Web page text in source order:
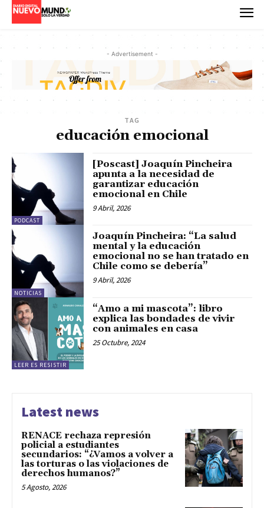
- Advertisement -
TAG
educación emocional
PODCAST
[Poscast] Joaquín Pincheira
apunta a la necesidad de
garantizar educación
emocional en Chile
9 Abril, 2026
NOTICIAS
Joaquín Pincheira: “La salud
mental y la educación
emocional no se han tratado en
Chile como se debería”
9 Abril, 2026
LEER ES RESISTIR
“Amo a mi mascota”: libro
explica las bondades de vivir
con animales en casa
25 Octubre, 2024
Latest news
RENACE rechaza represión
policial a estudiantes
secundarios: “¿Vamos a volver a
las torturas o las violaciones de
derechos humanos?”
5 Agosto, 2026